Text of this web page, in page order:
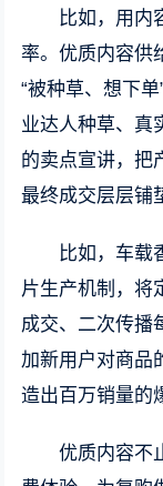
比如，用内
率。优质内容供
“被种草、想下
业达人种草、真
的卖点宣讲，把
最终成交层层铺
比如，车载
片生产机制，将
成交、二次传播
加新用户对商品
造出百万销量的
优质内容不